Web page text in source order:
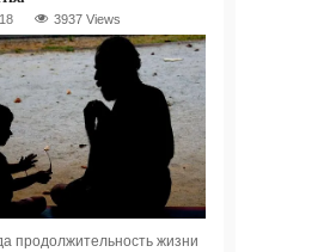
3937 Views
продолжительность жизни